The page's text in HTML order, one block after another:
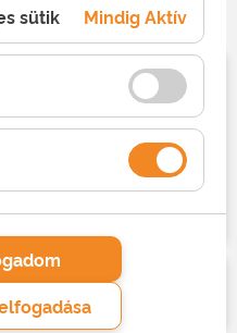
sütik Mindig Aktív
(4) Változások
2026